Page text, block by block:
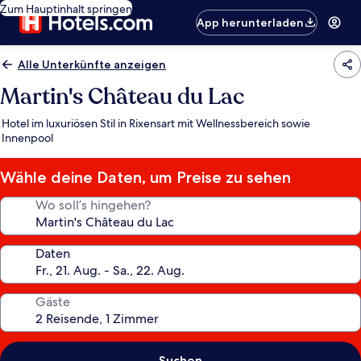
Zum Hauptinhalt springen
App herunterladen
Alle Unterkünfte anzeigen
Martin's Château du Lac
Hotel im luxuriösen Stil in Rixensart mit Wellnessbereich sowie
Innenpool
Wähle deine Daten, um Preise zu sehen
Wo soll’s hingehen?
Daten
Gäste